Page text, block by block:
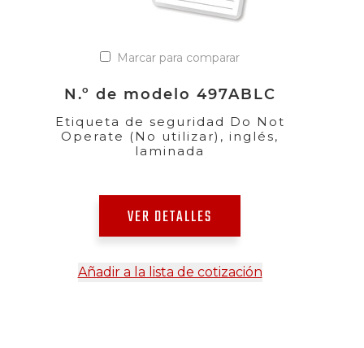
Marcar para comparar
N.º de modelo 497ABLC
Etiqueta de seguridad Do Not
Operate (No utilizar), inglés,
laminada
VER DETALLES
Añadir a la lista de cotización